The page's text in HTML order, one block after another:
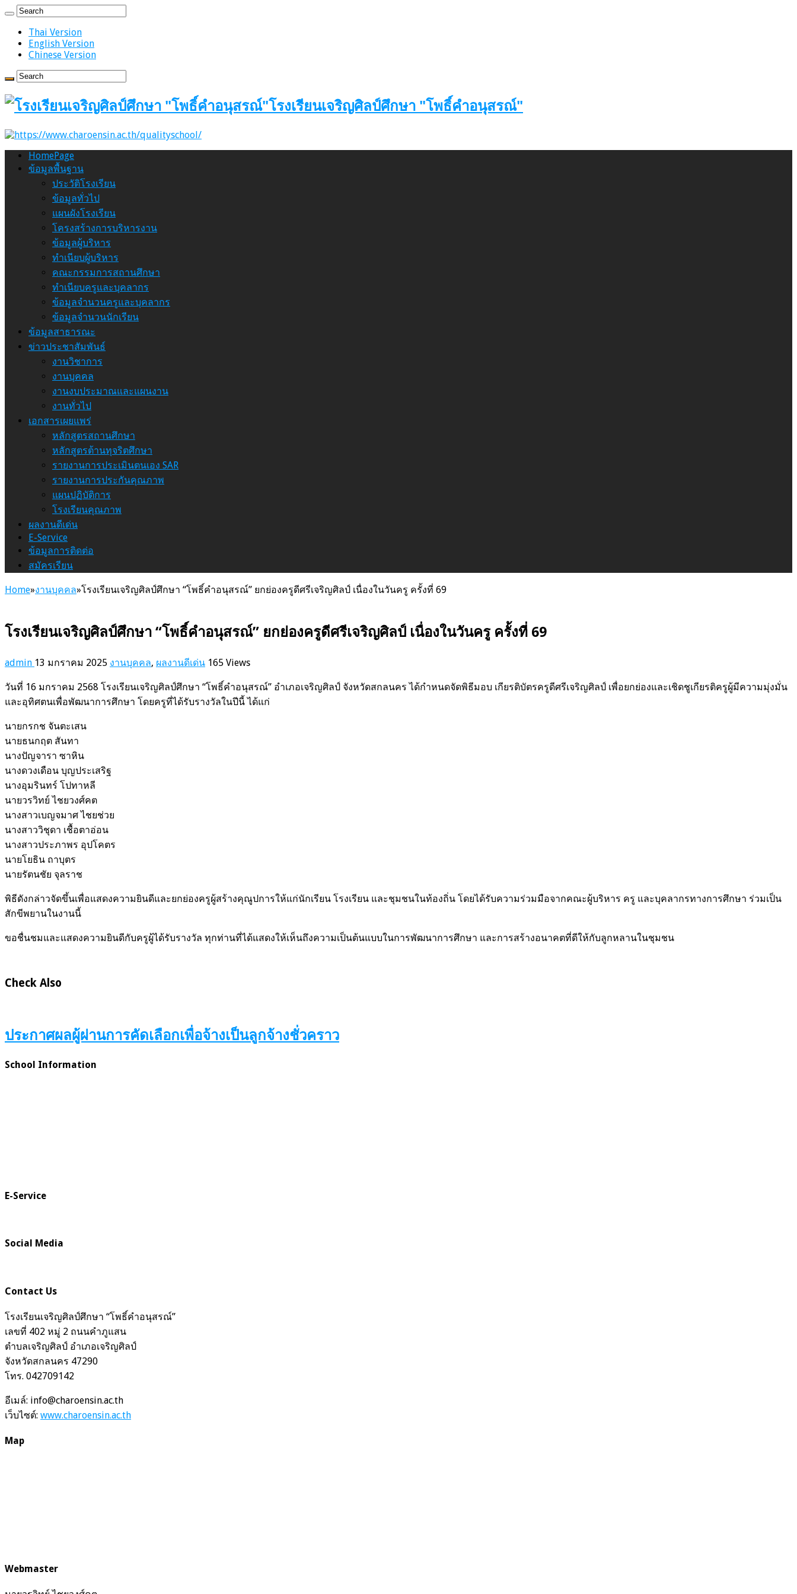
Thai Version
English Version
Chinese Version
โรงเรียนเจริญศิลป์ศึกษา "โพธิ์คำอนุสรณ์"
HomePage
ข้อมูลพื้นฐาน
ประวัติโรงเรียน
ข้อมูลทั่วไป
แผนผังโรงเรียน
โครงสร้างการบริหารงาน
ข้อมูลผู้บริหาร
ทำเนียบผู้บริหาร
คณะกรรมการสถานศึกษา
ทำเนียบครูและบุคลากร
ข้อมูลจำนวนครูและบุคลากร
ข้อมูลจำนวนนักเรียน
ข้อมูลสาธารณะ
ข่าวประชาสัมพันธ์
งานวิชาการ
งานบุคคล
งานงบประมาณและแผนงาน
งานทั่วไป
เอกสารเผยแพร่
หลักสูตรสถานศึกษา
หลักสูตรต้านทุจริตศึกษา
รายงานการประเมินตนเอง SAR
รายงานการประกันคุณภาพ
แผนปฏิบัติการ
โรงเรียนคุณภาพ
ผลงานดีเด่น
E-Service
ข้อมูลการติดต่อ
สมัครเรียน
Home»งานบุคคล»โรงเรียนเจริญศิลป์ศึกษา “โพธิ์คำอนุสรณ์” ยกย่องครูดีศรีเจริญศิลป์ เนื่องในวันครู ครั้งที่ 69
โรงเรียนเจริญศิลป์ศึกษา “โพธิ์คำอนุสรณ์” ยกย่องครูดีศรีเจริญศิลป์ เนื่องในวันครู ครั้งที่ 69
admin 13 มกราคม 2025 งานบุคคล, ผลงานดีเด่น 165 Views
วันที่ 16 มกราคม 2568 โรงเรียนเจริญศิลป์ศึกษา “โพธิ์คำอนุสรณ์” อำเภอเจริญศิลป์ จังหวัดสกลนคร ได้กำหนดจัดพิธีมอบ เกียรติบัตรครูดีศรีเจริญศิลป์ เพื่อยกย่องและเชิดชูเกียรติครูผู้มีความมุ่งมั่น
และอุทิศตนเพื่อพัฒนาการศึกษา โดยครูที่ได้รับรางวัลในปีนี้ ได้แก่
นายกรกช จันตะเสน
นายธนกฤต สันทา
นางปัญจารา ซาหิน
นางดวงเดือน บุญประเสริฐ
นางอุมรินทร์ โปทาหลี
นายวรวิทย์ ไชยวงศ์คต
นางสาวเบญจมาศ ไชยช่วย
นางสาววิชุดา เชื้อตาอ่อน
นางสาวประภาพร อุปโคตร
นายโยธิน ถาบุตร
นายรัตนชัย จุลราช
พิธีดังกล่าวจัดขึ้นเพื่อแสดงความยินดีและยกย่องครูผู้สร้างคุณูปการให้แก่นักเรียน โรงเรียน และชุมชนในท้องถิ่น โดยได้รับความร่วมมือจากคณะผู้บริหาร ครู และบุคลากรทางการศึกษา ร่วมเป็น
สักขีพยานในงานนี้
ขอชื่นชมและแสดงความยินดีกับครูผู้ได้รับรางวัล ทุกท่านที่ได้แสดงให้เห็นถึงความเป็นต้นแบบในการพัฒนาการศึกษา และการสร้างอนาคตที่ดีให้กับลูกหลานในชุมชน
Check Also
ประกาศผลผู้ผ่านการคัดเลือกเพื่อจ้างเป็นลูกจ้างชั่วคราว
School Information
E-Service
Social Media
Contact Us
โรงเรียนเจริญศิลป์ศึกษา “โพธิ์คำอนุสรณ์”
เลขที่ 402 หมู่ 2 ถนนคำภูแสน
ตำบลเจริญศิลป์ อำเภอเจริญศิลป์
จังหวัดสกลนคร 47290
โทร. 042709142
อีเมล์: info@charoensin.ac.th
เว็บไซต์: www.charoensin.ac.th
Map
Webmaster